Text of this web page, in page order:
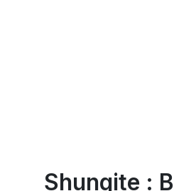
Shungite :